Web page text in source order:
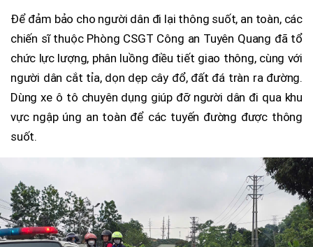
Để đảm bảo cho người dân đi lại thông suốt, an toàn, các
chiến sĩ thuộc Phòng CSGT Công an Tuyên Quang đã tổ
chức lực lượng, phân luồng điều tiết giao thông, cùng với
người dân cắt tỉa, dọn dẹp cây đổ, đất đá tràn ra đường.
Dùng xe ô tô chuyên dụng giúp đỡ người dân đi qua khu
vực ngập úng an toàn để các tuyến đường được thông
suốt.